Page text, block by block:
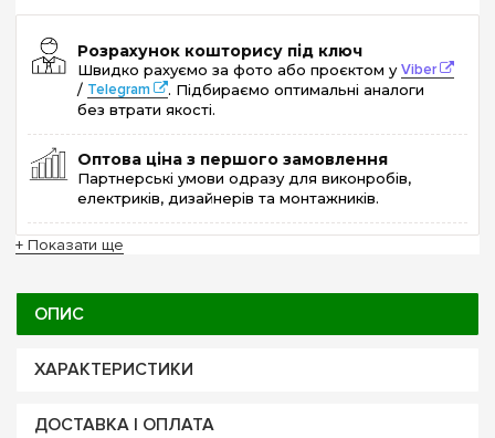
Розрахунок кошторису під ключ
Швидко рахуємо за фото або проєктом уViber
/ Telegram
. Підбираємо оптимальні аналоги
без втрати якості.
Оптова ціна з першого замовлення
Партнерські умови одразу для виконробів,
електриків, дизайнерів та монтажників.
+ Показати ще
ОПИС
ХАРАКТЕРИСТИКИ
ДОСТАВКА І ОПЛАТА